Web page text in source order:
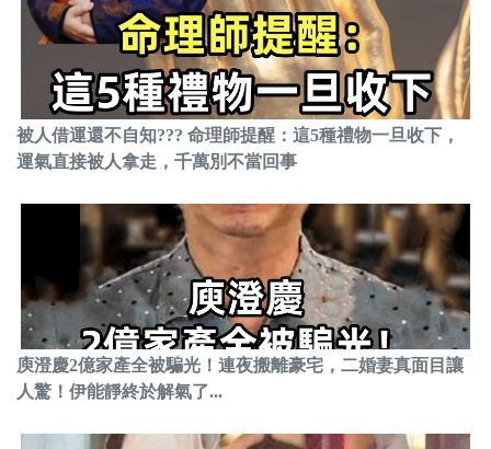
被人借運還不自知??? 命理師提醒：這5種禮物一旦收下，
運氣直接被人拿走，千萬別不當回事
庾澄慶2億家產全被騙光！連夜搬離豪宅，二婚妻真面目讓
人驚！伊能靜終於解氣了...